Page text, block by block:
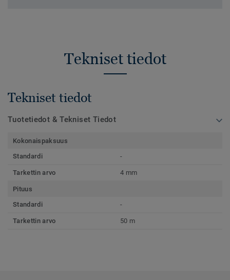
Tekniset tiedot
Tekniset tiedot
Tuotetiedot & Tekniset Tiedot
Kokonaispaksuus
Standardi
-
Tarkettin arvo 4 mm
Pituus
Standardi
-
Tarkettin arvo 50 m